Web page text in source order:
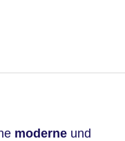
moderne und